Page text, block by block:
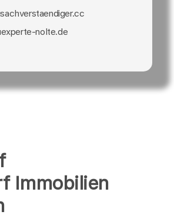
Immobilien
nolte.de